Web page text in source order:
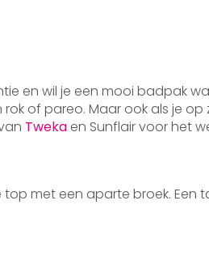
en wil je een mooi badpak
of pareo. Maar ook als je
Tweka en Sunflair voor het
met een aparte broek. Een